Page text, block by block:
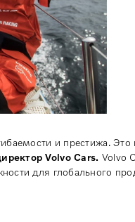
и престижа.
Volvo Cars. Volvo
для глобального